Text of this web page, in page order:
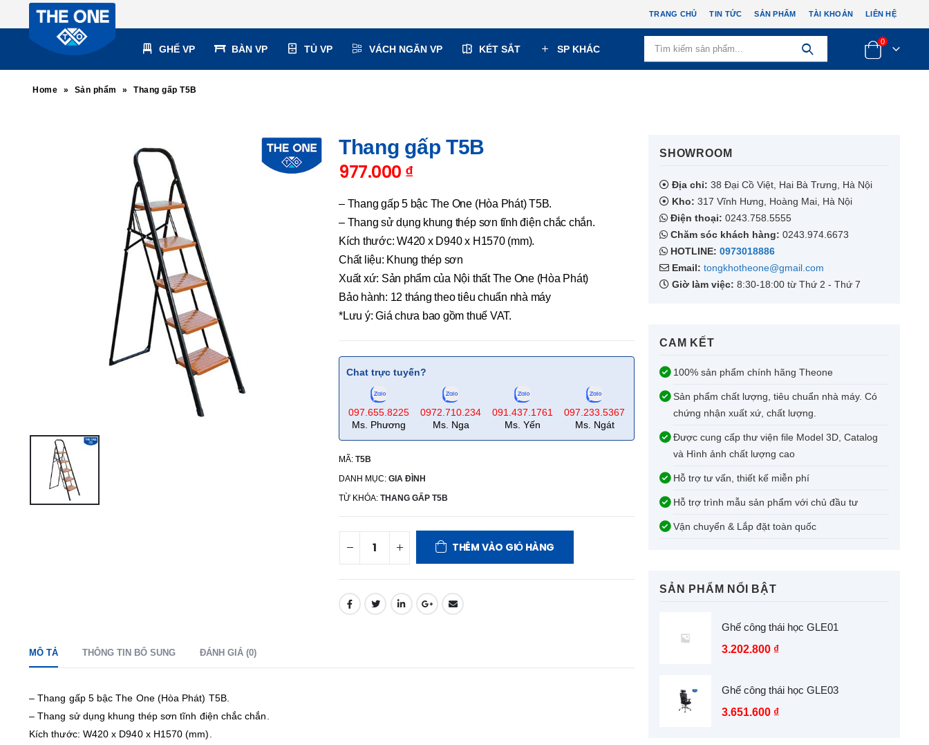
TRANG CHỦ TIN TỨC SẢN PHẨM TÀI KHOẢN LIÊN HỆ
GHẾ VP BÀN VP TỦ VP VÁCH NGĂN VP KÉT SẮT SP KHÁC
0
Home » Sản phẩm » Thang gấp T5B
Thang gấp T5B
977.000 ₫
– Thang gấp 5 bậc The One (Hòa Phát) T5B.
– Thang sử dụng khung thép sơn tĩnh điện chắc chắn.
Kích thước: W420 x D940 x H1570 (mm).
Chất liệu: Khung thép sơn
Xuất xứ: Sản phẩm của Nội thất The One (Hòa Phát)
Bảo hành: 12 tháng theo tiêu chuẩn nhà máy
*Lưu ý: Giá chưa bao gồm thuế VAT.
Chat trực tuyến?
097.655.8225
Ms. Phương
0972.710.234
Ms. Nga
091.437.1761
Ms. Yến
097.233.5367
Ms. Ngát
MÃ: T5B
DANH MỤC: GIA ĐÌNH
TỪ KHÓA: THANG GẤP T5B
THÊM VÀO GIỎ HÀNG
MÔ TẢ THÔNG TIN BỔ SUNG ĐÁNH GIÁ (0)
– Thang gấp 5 bậc The One (Hòa Phát) T5B.
– Thang sử dụng khung thép sơn tĩnh điện chắc chắn.
Kích thước: W420 x D940 x H1570 (mm).
SHOWROOM​
Địa chỉ: 38 Đại Cồ Việt, Hai Bà Trưng, Hà Nội
Kho: 317 Vĩnh Hưng, Hoàng Mai, Hà Nội
Điện thoại: 0243.758.5555
Chăm sóc khách hàng: 0243.974.6673
HOTLINE: 0973018886
Email: tongkhotheone@gmail.com
Giờ làm việc: 8:30-18:00 từ Thứ 2 - Thứ 7
CAM KẾT​
100% sản phẩm chính hãng Theone
Sản phẩm chất lượng, tiêu chuẩn nhà máy. Có
chứng nhận xuất xứ, chất lượng.
Được cung cấp thư viện file Model 3D, Catalog
và Hình ảnh chất lượng cao
Hỗ trợ tư vấn, thiết kế miễn phí
Hỗ trợ trình mẫu sản phẩm với chủ đầu tư
Vận chuyển & Lắp đặt toàn quốc
SẢN PHẨM NỔI BẬT
Ghế công thái học GLE01
3.202.800 ₫
Ghế công thái học GLE03
3.651.600 ₫